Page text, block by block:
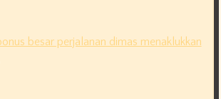
besar perjalanan dimas menaklukkan